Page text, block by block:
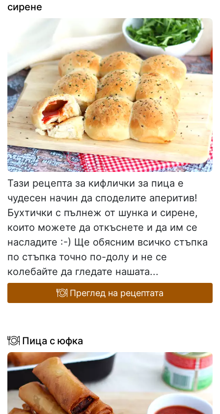
сирене
Тази рецепта за кифлички за пица е
чудесен начин да споделите аперитив!
Бухтички с пълнеж от шунка и сирене,
които можете да откъснете и да им се
насладите :-) Ще обясним всичко стъпка
по стъпка точно по-долу и не се
колебайте да гледате нашата...
Преглед на рецептата
Пица с юфка